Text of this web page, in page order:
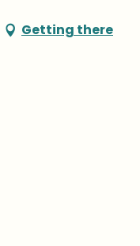
Getting there